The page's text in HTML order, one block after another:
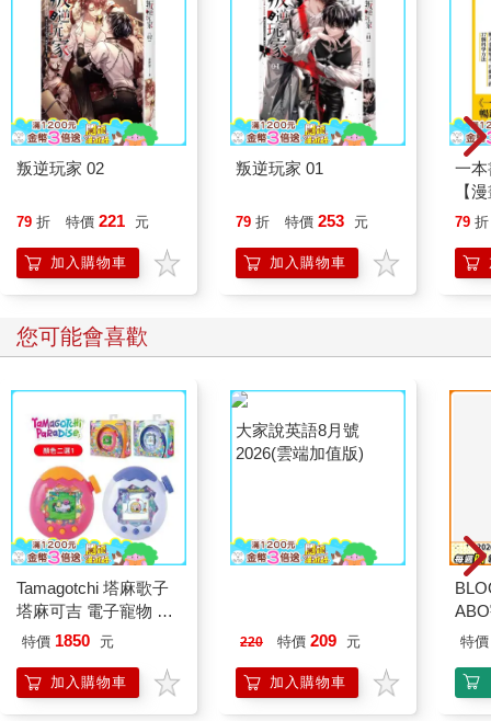
的自己」。明美希望助教公平地評斷她，但她的助教可能還沒意
識到自己在做什麼。這就是隱含偏見的問題：那些隱約影響我們
做決定的不自覺刻板印象。在指謫明美的助教之前，我們必須領
悟到，用不同方式讀懂他人的這個問題，要從我們自身做起。我
參加過的判斷評測，透露了我的隱含偏見；這些評測幫助我用一
種令人信服的方式，看到自己是有怎樣的偏見，即使我設法不要
有偏見。
每個人都有隱含偏見。很多實驗證實了以下這種結果：當拿到兩
份幾乎相同的簡歷，只是其中一份上頭的名字帶有正面的刻板印
象，另一份帶有負面的刻板印象（這取決於環境，但通常是女性
或少數族群），評判者會給帶有正面刻板印象的簡歷較高分。即
使評判者來自帶有負面刻板印象的群體，還是會發生這種情況。
類似的研究也證實，數學成績與老師和家長的刻板印象相關。舉
例來說，2018年有一項針對小學數學考試成績所做的研究，結果
顯示，和不知道學生身分的外部評量人員比起來，老師給女生的
持續到以後的階段：那些女孩到高中時比較不可能選修進階數學
課。2019年做的一項研究則顯示，中學生分派給性別刻板印象較
強的老師時，數學成績的性別差距會大幅增加，導致女生變得比
較沒自信，表現不佳，自己選擇進入要求較低的高中。父母的態
度和刻板印象，讓問題惡化。這些爭議對女性和少數族群的影響
大得不成比例。
如果你相信數學是在使人類圓滿幸福，然後去看看從事數學研究
或職業的那些人的人口統計資料，你會失望地發現，我們並沒有
幫助所有人圓滿幸福。在所有的種族和族裔中，打算讀
STEM（科學、技術、工程、數學）科系的大學生有相同的比
例，但占比過低的少數族群中，讀完STEM學位的比例只比其他
群體比例的一半高不了多少。總的來說，低收入和家裡第一個讀
大學的學生完成學業的比例，遠低於不是家裡第一個讀大學的，
這項挑戰也影響到STEM學科。女性沒讀完STEM博士課程的比例
叛逆玩家 02
79 折 特價 221 元
加入購物車
叛逆玩家 01
79 折 特價 253 元
加入購物車
一
【
行
「
學方
79 折
您可能會喜歡
Tamagotchi 塔麻歌子
塔麻可吉 電子寵物 樂
園系列（熱帶橙果／極
特價 1850 元
加入購物車
220 特價 209 元
加入購物車
特價